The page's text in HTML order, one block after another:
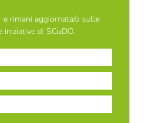
rimani aggiornata/o sulle
di SCuDO.